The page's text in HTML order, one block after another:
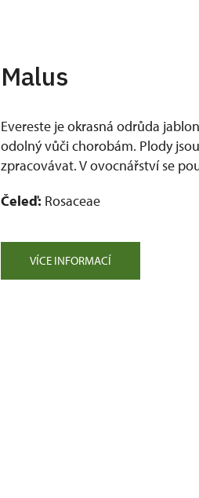
Malus
Evereste je okrasná odrůda
odolný vůči chorobám. Plody
zpracovávat. V ovocnářství se
Čeleď: Rosaceae
VÍCE INFORMACÍ